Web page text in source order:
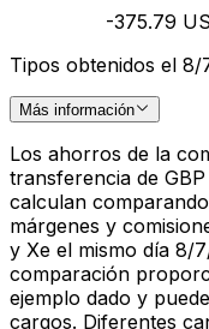
-375.79
Tipos obtenidos el 8/
Más información
Los ahorros de la
transferencia de
calculan
márgenes y
y Xe el mismo día 8/
comparación
ejemplo dado y
cargos. Diferentes